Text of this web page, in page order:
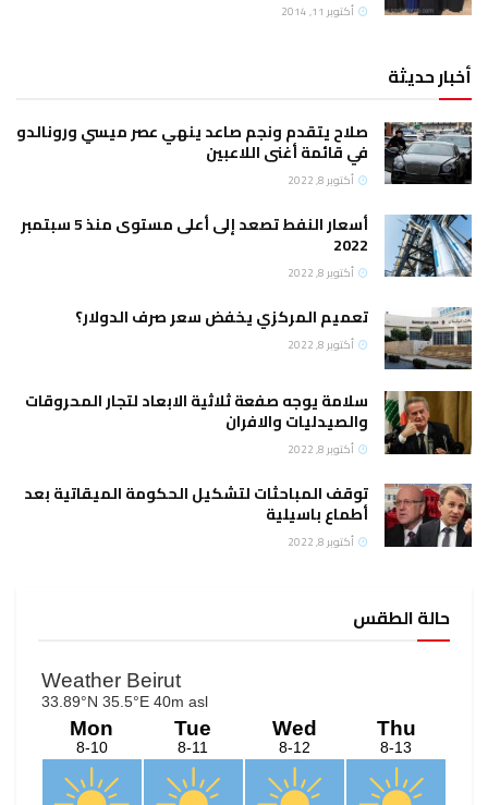
أكتوبر 11, 2014
أخبار حديثة
صلاح يتقدم ونجم صاعد ينهي عصر ميسي ورونالدو
في قائمة أغنى اللاعبين
أكتوبر 8, 2022
أسعار النفط تصعد إلى أعلى مستوى منذ 5 سبتمبر
2022
أكتوبر 8, 2022
تعميم المركزي يخفض سعر صرف الدولار؟
أكتوبر 8, 2022
سلامة يوجه صفعة ثلاثية الابعاد لتجار المحروقات
والصيدليات والافران
أكتوبر 8, 2022
توقف المباحثات لتشكيل الحكومة الميقاتية بعد
أطماع باسيلية
أكتوبر 8, 2022
حالة الطقس